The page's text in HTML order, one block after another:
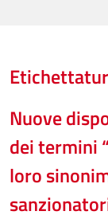
Nuove
dei termini
loro